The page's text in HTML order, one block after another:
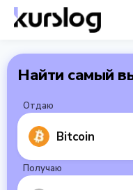
Найти самый
Отдаю
Bitcoin
Получаю